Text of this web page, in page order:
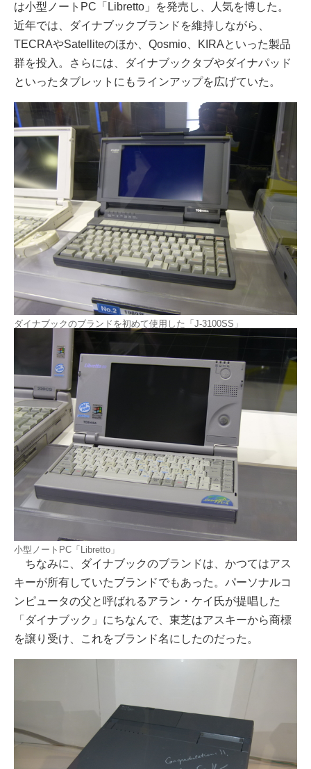
は小型ノートPC「Libretto」を発売し、人気を博した。
近年では、ダイナブックブランドを維持しながら、
TECRAやSatelliteのほか、Qosmio、KIRAといった製品
群を投入。さらには、ダイナブックタブやダイナパッド
といったタブレットにもラインアップを広げていた。
ダイナブックのブランドを初めて使用した「J-3100SS」
小型ノートPC「Libretto」
ちなみに、ダイナブックのブランドは、かつてはアス
キーが所有していたブランドでもあった。パーソナルコ
ンピュータの父と呼ばれるアラン・ケイ氏が提唱した
「ダイナブック」にちなんで、東芝はアスキーから商標
を譲り受け、これをブランド名にしたのだった。